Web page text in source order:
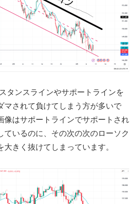
タンスラインやサポートラインを
マされて負けてしまう方が多いで
像はサポートラインでサポートされ
ているのに、その次の次のローソク
大きく抜けてしまっています。